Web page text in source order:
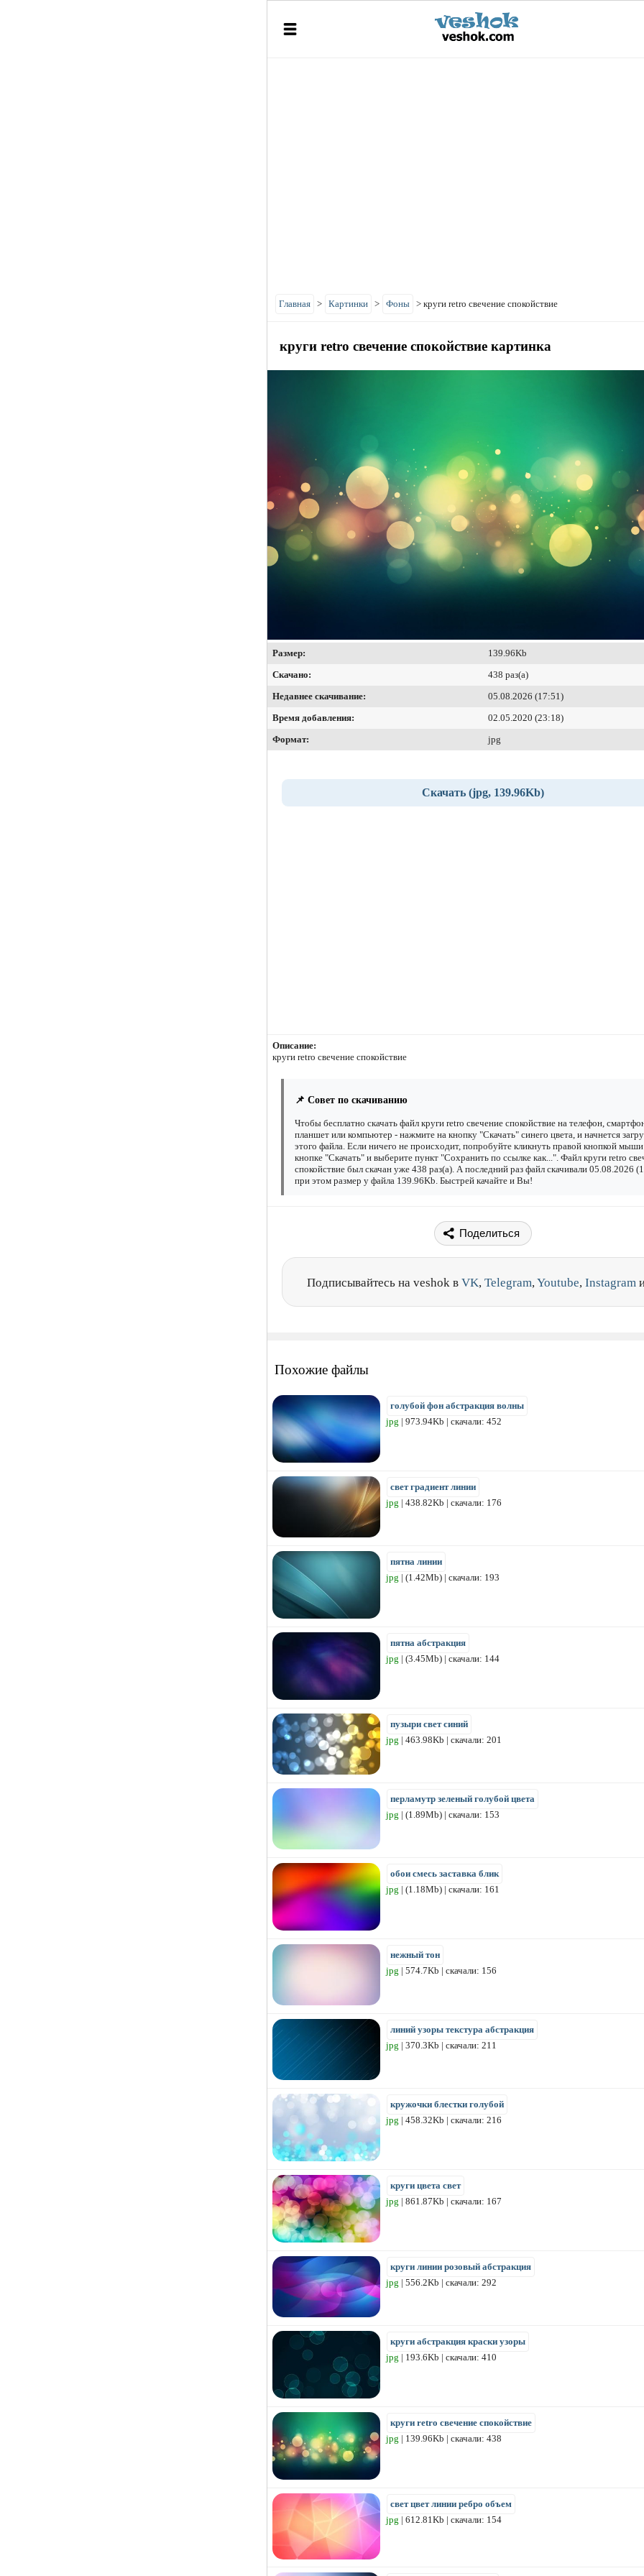
Главная > Картинки > Фоны > круги retro свечение спокойствие
круги retro свечение спокойствие картинка
Размер:
139.96Kb
Скачано:
438 раз(а)
Недавнее скачивание:
05.08.2026 (17:51)
Время добавления:
02.05.2020 (23:18)
Формат:
jpg
Скачать (jpg, 139.96Kb)
Описание:
круги retro свечение спокойствие
📌 Совет по скачиванию
Чтобы бесплатно скачать файл круги retro свечение спокойствие на телефон,
планшет или компьютер - нажмите на кнопку "Скачать" синего цвета, и начнется
этого файла. Если ничего не происходит, попробуйте кликнуть правой кнопкой
кнопке "Скачать" и выберите пункт "Сохранить по ссылке как...". Файл круги retro
спокойствие был скачан уже 438 раз(а). А последний раз файл скачивали 05.08.2026
при этом размер у файла 139.96Kb. Быстрей качайте и Вы!
Поделиться
Подписывайтесь на veshok в VK, Telegram,Youtube, Instagram
Похожие файлы
голубой фон абстракция волны
jpg | 973.94Kb | скачали: 452
свет градиент линии
jpg | 438.82Kb | скачали: 176
пятна линии
jpg | (1.42Mb) | скачали: 193
пятна абстракция
jpg | (3.45Mb) | скачали: 144
пузыри свет синий
jpg | 463.98Kb | скачали: 201
перламутр зеленый голубой цвета
jpg | (1.89Mb) | скачали: 153
обои смесь заставка блик
jpg | (1.18Mb) | скачали: 161
нежный тон
jpg | 574.7Kb | скачали: 156
линий узоры текстура абстракция
jpg | 370.3Kb | скачали: 211
кружочки блестки голубой
jpg | 458.32Kb | скачали: 216
круги цвета свет
jpg | 861.87Kb | скачали: 167
круги линии розовый абстракция
jpg | 556.2Kb | скачали: 292
круги абстракция краски узоры
jpg | 193.6Kb | скачали: 410
круги retro свечение спокойствие
jpg | 139.96Kb | скачали: 438
свет цвет линии ребро объем
jpg | 612.81Kb | скачали: 154